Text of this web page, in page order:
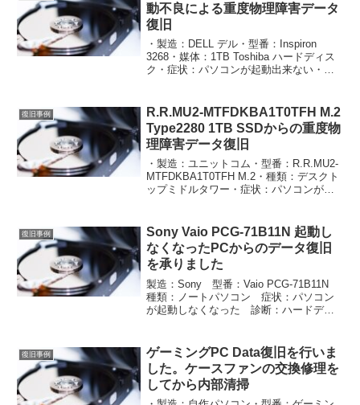
動不良による重度物理障害データ
復旧
・製造：DELL デル・型番：Inspiron
3268・媒体：1TB Toshiba ハードディス
ク・症状：パソコンが起動出来ない・診
HD-NRLD2.0U3...
復旧事例
R.R.MU2-MTFDKBA1T0TFH M.2
Type2280 1TB SSDからの重度物
理障害データ復旧
・製造：ユニットコム・型番：R.R.MU2-
MTFDKBA1T0TFH M.2・種類：デスクト
ップミドルタワー・症状：パソコンが起
タ復旧・新品：Buffalo ...
復旧事例
Sony Vaio PCG-71B11N 起動し
なくなったPCからのデータ復旧
を承りました
製造：Sony 型番：Vaio PCG-71B11N
種類：ノートパソコン 症状：パソコン
が起動しなくなった 診断：ハードディ
らの直接抽出 場所：店舗ご来店 参
考：￥...
復旧事例
ゲーミングPC Data復旧を行いま
した。ケースファンの交換修理を
してから内部清掃